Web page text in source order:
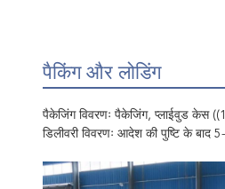
पैकिंग और लोडिंग
पैकेजिंग विवरणः पैकेजिंग, प्लाईवुड केस
डिलीवरी विवरणः आदेश की पुष्टि के बाद